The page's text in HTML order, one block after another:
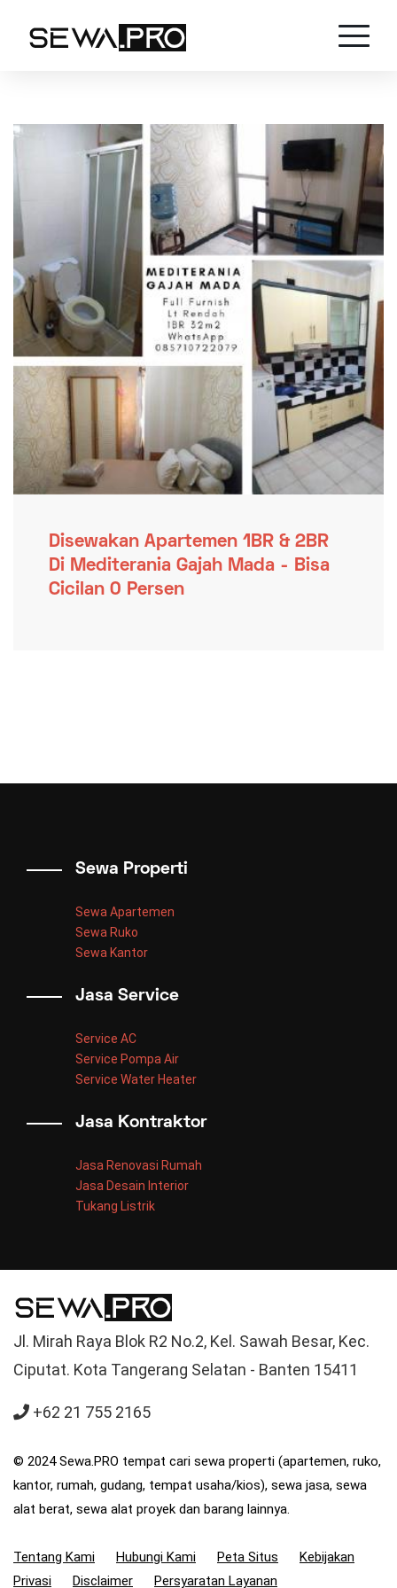
Disewakan Apartemen 1BR & 2BR
Di Mediterania Gajah Mada - Bisa
Cicilan 0 Persen
Sewa Properti
Sewa Apartemen
Sewa Ruko
Sewa Kantor
Jasa Service
Service AC
Service Pompa Air
Service Water Heater
Jasa Kontraktor
Jasa Renovasi Rumah
Jasa Desain Interior
Tukang Listrik
Jl. Mirah Raya Blok R2 No.2, Kel. Sawah Besar, Kec.
Ciputat. Kota Tangerang Selatan - Banten 15411
+62 21 755 2165
© 2024 Sewa.PRO tempat cari sewa properti (apartemen, ruko,
kantor, rumah, gudang, tempat usaha/kios), sewa jasa, sewa
alat berat, sewa alat proyek dan barang lainnya.
Tentang Kami Hubungi Kami Peta Situs
Kebijakan
Privasi
Disclaimer Persyaratan Layanan